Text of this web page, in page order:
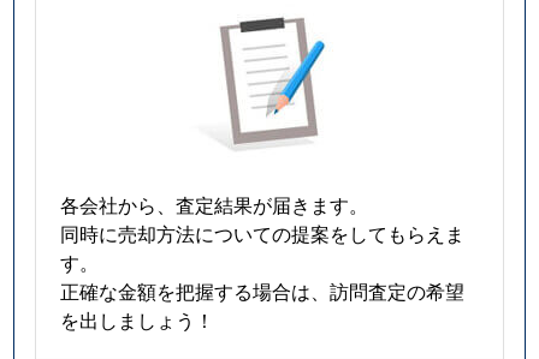
各会社から、査定結果が届きます。
同時に売却方法についての提案をしてもらえま
す。
正確な金額を把握する場合は、訪問査定の希望
を出しましょう！